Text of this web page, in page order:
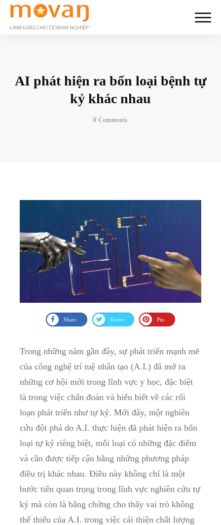
AI phát hiện ra bốn loại bệnh tự
kỷ khác nhau
0 Comments
Share Tweet Pin
Trong ‌những ​năm gần đây, sự phát​ triển mạnh mẽ
của công nghệ‌ trí tuệ nhân ​tạo (A.I.) đã mở ra
những cơ hội mới ​trong lĩnh vực y học, đặc biệt
là trong⁢ việc chẩn đoán và hiểu⁤ biết về‌ các rối
loạn ⁤phát triển như tự kỷ. Mới⁢ đây, một⁢ nghiên
cứu đột phá⁤ do A.I. thực hiện đã phát hiện ra bốn‌
loại tự kỷ riêng biệt,⁣ mỗi loại ⁢có‌ những‌ đặc điểm
và cần được tiếp cận bằng những phương pháp
điều trị ‌khác ⁣nhau.⁣ Điều này không chỉ là ‍một
bước tiến quan trọng‍ trong lĩnh vực nghiên cứu tự
⁣kỷ mà còn là bằng chứng cho thấy ⁤vai trò không
thể thiếu của⁤ A.I. trong việc cải thiện chất lượng